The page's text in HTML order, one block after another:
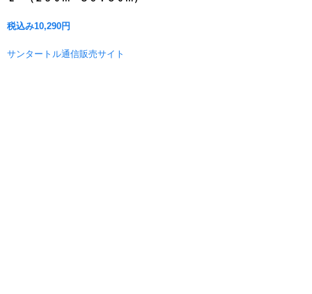
税込み10,290円
サンタートル通信販売サイト